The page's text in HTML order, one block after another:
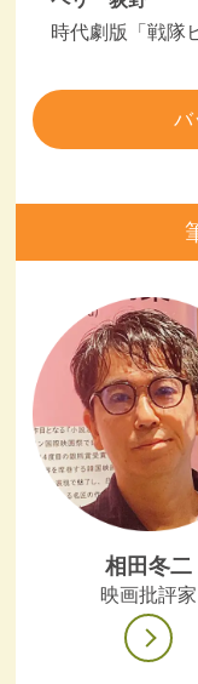
時代劇版「戦隊
バ
相田冬二
映画批評家